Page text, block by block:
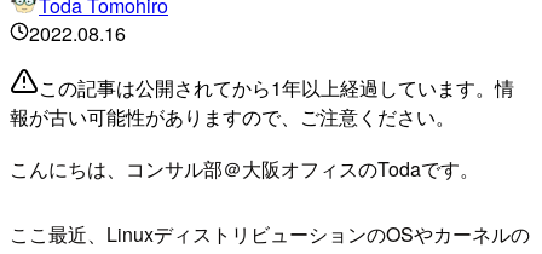
2022.08.16
この記事は公開されてから1年以上経過しています。情
報が古い可能性がありますので、ご注意ください。
こんにちは、コンサル部＠大阪オフィスのTodaです。
ここ最近、LinuxディストリビューションのOSやカーネルの